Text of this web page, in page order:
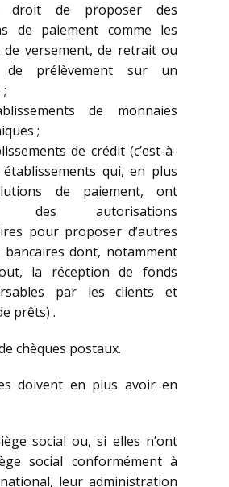
de proposer des
de paiement comme les
de versement, de retrait ou
de prélèvement sur un
de monnaies
;
de crédit (c’est-à-
qui, en plus
de paiement, ont
des autorisations
pour proposer d’autres
bancaires dont, notamment
la réception de fonds
par les clients et
prêts) .
chèques postaux.
doivent en plus avoir en
social ou, si elles n’ont
social conformément à
leur administration